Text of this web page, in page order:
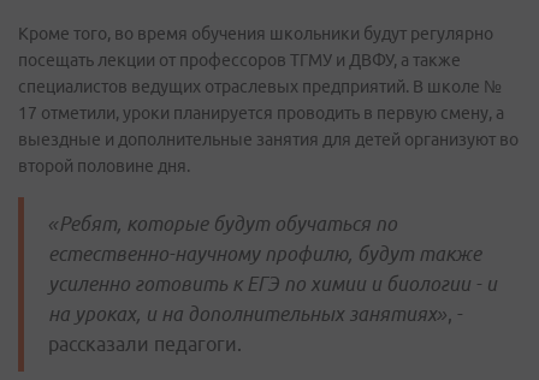
Кроме того, во время обучения школьники будут регулярно
посещать лекции от профессоров ТГМУ и ДВФУ, а также
специалистов ведущих отраслевых предприятий. В школе №
17 отметили, уроки планируется проводить в первую смену, а
выездные и дополнительные занятия для детей организуют во
второй половине дня.
«Ребят, которые будут обучаться по
естественно-научному профилю, будут также
усиленно готовить к ЕГЭ по химии и биологии - и
на уроках, и на дополнительных занятиях», -
рассказали педагоги.